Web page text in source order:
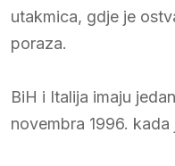
utakmica, gdje je
poraza.
BiH i Italija imaju
novembra 1996.